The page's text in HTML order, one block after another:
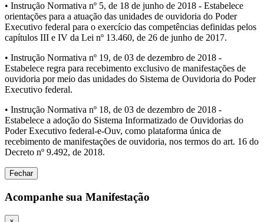
• Instrução Normativa nº 5, de 18 de junho de 2018 - Estabelece
orientações para a atuação das unidades de ouvidoria do Poder
Executivo federal para o exercício das competências definidas pelos
capítulos III e IV da Lei nº 13.460, de 26 de junho de 2017.
• Instrução Normativa nº 19, de 03 de dezembro de 2018 -
Estabelece regra para recebimento exclusivo de manifestações de
ouvidoria por meio das unidades do Sistema de Ouvidoria do Poder
Executivo federal.
• Instrução Normativa nº 18, de 03 de dezembro de 2018 -
Estabelece a adoção do Sistema Informatizado de Ouvidorias do
Poder Executivo federal-e-Ouv, como plataforma única de
recebimento de manifestações de ouvidoria, nos termos do art. 16 do
Decreto nº 9.492, de 2018.
Fechar
Acompanhe sua Manifestação